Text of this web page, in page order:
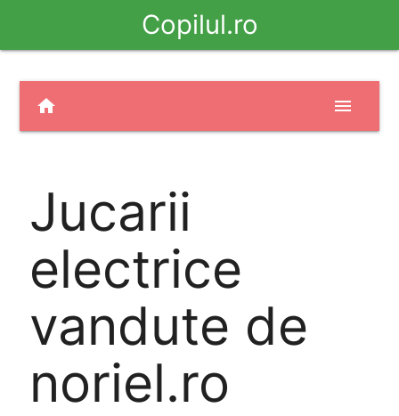
Copilul.ro
home menu
Jucarii
electrice
vandute de
noriel.ro